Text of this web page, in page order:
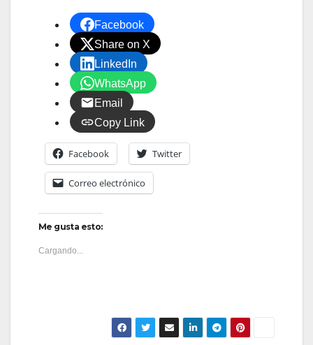
Facebook
Share on X
LinkedIn
WhatsApp
Email
Copy Link
Facebook Twitter
Correo electrónico
Me gusta esto:
Cargando...